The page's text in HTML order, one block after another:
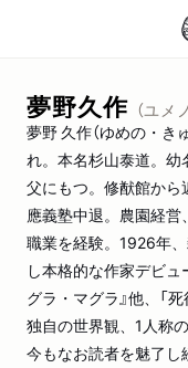
夢野久作 （ユメ
夢野 久作（ゆめの・き
れ。本名杉山泰道。
父にもつ。修猷館か
應義塾中退。農園経
職業を経験。1926年、
し本格的な作家デビュ
グラ・マグラ』他、「
独自の世界観、1人称
今もなお読者を魅了し